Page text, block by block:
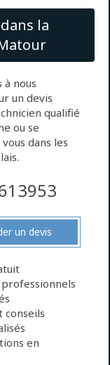
la
à nous
un devis
qualifié
ou se
dans les
un devis
conseils
en